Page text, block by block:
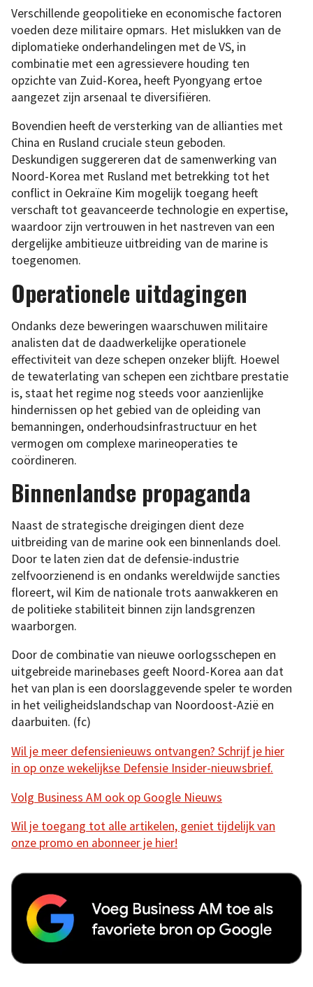
Verschillende geopolitieke en economische factoren
voeden deze militaire opmars. Het mislukken van de
diplomatieke onderhandelingen met de VS, in
combinatie met een agressievere houding ten
opzichte van Zuid-Korea, heeft Pyongyang ertoe
aangezet zijn arsenaal te diversifiëren.
Bovendien heeft de versterking van de allianties met
China en Rusland cruciale steun geboden.
Deskundigen suggereren dat de samenwerking van
Noord-Korea met Rusland met betrekking tot het
conflict in Oekraïne Kim mogelijk toegang heeft
verschaft tot geavanceerde technologie en expertise,
waardoor zijn vertrouwen in het nastreven van een
dergelijke ambitieuze uitbreiding van de marine is
toegenomen.
Operationele uitdagingen
Ondanks deze beweringen waarschuwen militaire
analisten dat de daadwerkelijke operationele
effectiviteit van deze schepen onzeker blijft. Hoewel
de tewaterlating van schepen een zichtbare prestatie
is, staat het regime nog steeds voor aanzienlijke
hindernissen op het gebied van de opleiding van
bemanningen, onderhoudsinfrastructuur en het
vermogen om complexe marineoperaties te
coördineren.
Binnenlandse propaganda
Naast de strategische dreigingen dient deze
uitbreiding van de marine ook een binnenlands doel.
Door te laten zien dat de defensie-industrie
zelfvoorzienend is en ondanks wereldwijde sancties
floreert, wil Kim de nationale trots aanwakkeren en
de politieke stabiliteit binnen zijn landsgrenzen
waarborgen.
Door de combinatie van nieuwe oorlogsschepen en
uitgebreide marinebases geeft Noord-Korea aan dat
het van plan is een doorslaggevende speler te worden
in het veiligheidslandschap van Noordoost-Azië en
daarbuiten. (fc)
Wil je meer defensienieuws ontvangen? Schrijf je hier
in op onze wekelijkse Defensie Insider-nieuwsbrief.
Volg Business AM ook op Google Nieuws
Wil je toegang tot alle artikelen, geniet tijdelijk van
onze promo en abonneer je hier!